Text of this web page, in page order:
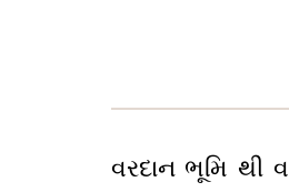
વરદાન ભૂમિ થી